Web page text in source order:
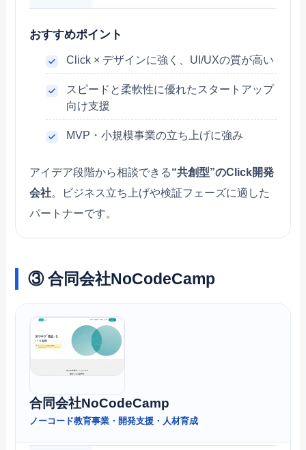
おすすめポイント
Click × デザインに強く、UI/UXの質が高い
スピードと柔軟性に優れたスタートアップ
向け支援
MVP・小規模事業の立ち上げに強み
アイデア段階から相談できる“共創型”のClick開発
会社。ビジネス立ち上げや検証フェーズに適した
パートナーです。
③ 合同会社NoCodeCamp
合同会社NoCodeCamp
ノーコード教育事業・開発支援・人材育成